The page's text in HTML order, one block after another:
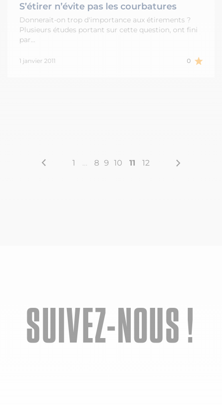
S’étirer n’évite pas les courbatures
Donnerait-on trop d'importance aux étirements ?
Plusieurs études portant sur cette question, ont fini
par…
1 janvier 2011 0
1 … 8 9 10 11 12
SUIVEZ-NOUS !